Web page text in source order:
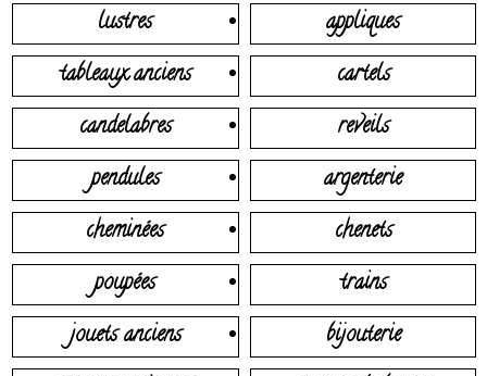
lustres
appliques
tableaux anciens
cartels
candelabres
reveils
pendules
argenterie
cheminées
chenets
poupées
trains
jouets anciens
bijouterie